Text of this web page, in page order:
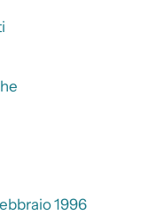
1996